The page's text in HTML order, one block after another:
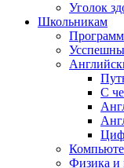
Уголок
Школьникам
С
Физика и